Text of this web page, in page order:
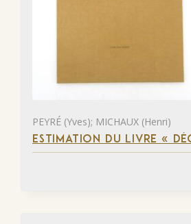
PEYRÉ (Yves); MICHAUX (Henri)
ESTIMATION DU LIVRE «